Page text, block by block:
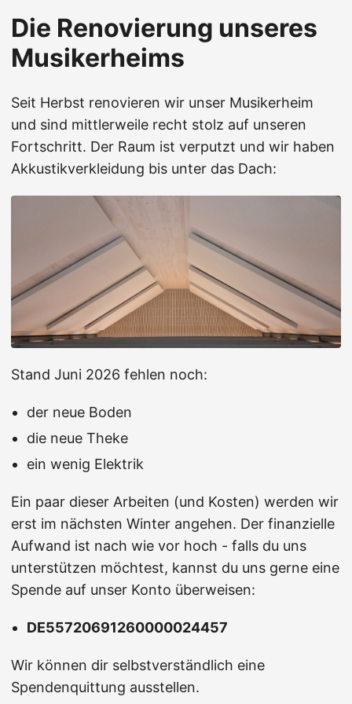
Die Renovierung unseres
Musikerheims
Seit Herbst renovieren wir unser Musikerheim
und sind mittlerweile recht stolz auf unseren
Fortschritt. Der Raum ist verputzt und wir haben
Akkustikverkleidung bis unter das Dach:
Stand Juni 2026 fehlen noch:
der neue Boden
die neue Theke
ein wenig Elektrik
Ein paar dieser Arbeiten (und Kosten) werden wir
erst im nächsten Winter angehen. Der finanzielle
Aufwand ist nach wie vor hoch - falls du uns
unterstützen möchtest, kannst du uns gerne eine
Spende auf unser Konto überweisen:
DE55720691260000024457
Wir können dir selbstverständlich eine
Spendenquittung ausstellen.